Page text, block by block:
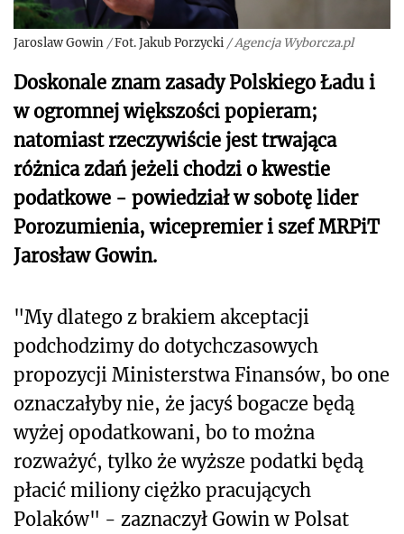
Jaroslaw Gowin /Fot. Jakub Porzycki /Agencja Wyborcza.pl
Doskonale znam zasady Polskiego Ładu i
w ogromnej większości popieram;
natomiast rzeczywiście jest trwająca
różnica zdań jeżeli chodzi o kwestie
podatkowe - powiedział w sobotę lider
Porozumienia, wicepremier i szef MRPiT
Jarosław Gowin.
"My dlatego z brakiem akceptacji
podchodzimy do dotychczasowych
propozycji Ministerstwa Finansów, bo one
oznaczałyby nie, że jacyś bogacze będą
wyżej opodatkowani, bo to można
rozważyć, tylko że wyższe podatki będą
płacić miliony ciężko pracujących
Polaków" - zaznaczył Gowin w Polsat